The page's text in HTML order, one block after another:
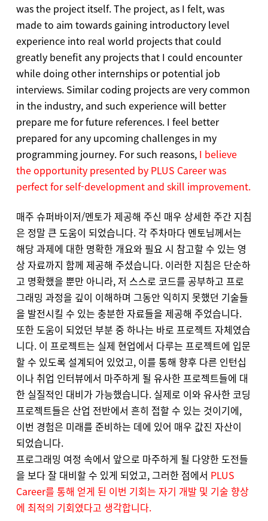
was the project itself. The project, as I felt, was
made to aim towards gaining introductory level
experience into real world projects that could
greatly benefit any projects that I could encounter
while doing other internships or potential job
interviews. Similar coding projects are very common
in the industry, and such experience will better
prepare me for future references. I feel better
prepared for any upcoming challenges in my
programming journey. For such reasons, I believe
the opportunity presented by PLUS Career was
perfect for self-development and skill improvement.
매주 슈퍼바이저/멘토가 제공해 주신 매우 상세한 주간 지침
은 정말 큰 도움이 되었습니다. 각 주차마다 멘토님께서는
해당 과제에 대한 명확한 개요와 필요 시 참고할 수 있는 영
상 자료까지 함께 제공해 주셨습니다. 이러한 지침은 단순하
고 명확했을 뿐만 아니라, 저 스스로 코드를 공부하고 프로
그래밍 과정을 깊이 이해하며 그동안 익히지 못했던 기술들
을 발전시킬 수 있는 충분한 자료들을 제공해 주었습니다.
또한 도움이 되었던 부분 중 하나는 바로 프로젝트 자체였습
니다. 이 프로젝트는 실제 현업에서 다루는 프로젝트에 입문
할 수 있도록 설계되어 있었고, 이를 통해 향후 다른 인턴십
이나 취업 인터뷰에서 마주하게 될 유사한 프로젝트들에 대
한 실질적인 대비가 가능했습니다. 실제로 이와 유사한 코딩
프로젝트들은 산업 전반에서 흔히 접할 수 있는 것이기에,
이번 경험은 미래를 준비하는 데에 있어 매우 값진 자산이
되었습니다.
프로그래밍 여정 속에서 앞으로 마주하게 될 다양한 도전들
을 보다 잘 대비할 수 있게 되었고, 그러한 점에서 PLUS
Career를 통해 얻게 된 이번 기회는 자기 개발 및 기술 향상
에 최적의 기회였다고 생각합니다.